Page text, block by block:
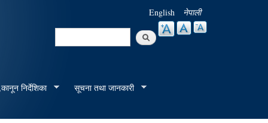
English नेपाली
Search
निर्देशिका
सूचना तथा जानकारी